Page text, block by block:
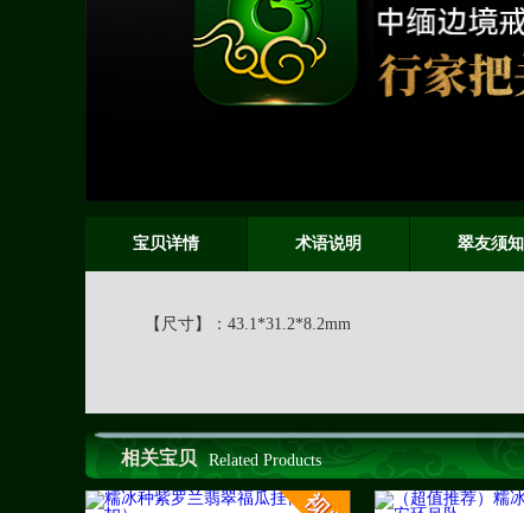
宝贝详情 术语说明 翠友须知
【尺寸】： 43.1*31.2*8.2mm
相关宝贝 Related Products